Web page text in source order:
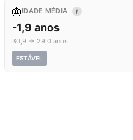
🎂IDADE MÉDIA I
-1,9 anos
30,9 → 29,0 anos
ESTÁVEL